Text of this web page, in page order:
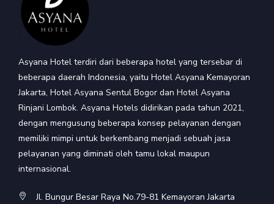
Asyana Hotel terdiri dari beberapa hotel yang tersebar di
beberapa daerah Indonesia, yaitu Hotel Asyana Kemayoran
Jakarta, Hotel Asyana Sentul Bogor dan Hotel Asyana
Rinjani Lombok. Asyana Hotels didirikan pada tahun 2021,
dengan mengusung beberapa konsep pelayanan dengan
memiliki mimpi untuk berkembang menjadi sebuah jasa
pelayanan yang diminati oleh tamu lokal maupun
internasional.
Jl. Bungur Besar Raya No.79-81 Kemayoran Jakarta